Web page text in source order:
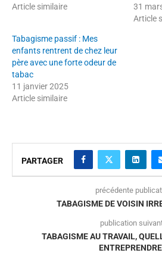
Article similaire
31
Article
Tabagisme passif : Mes
enfants rentrent de chez leur
père avec une forte odeur de
tabac
11 janvier 2025
Article similaire
PARTAGER
précédente
TABAGISME DE VOISIN
publication
TABAGISME AU TRAVAIL,